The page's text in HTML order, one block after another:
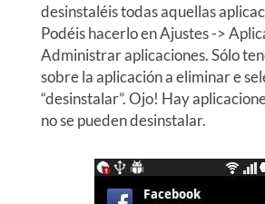
desinstaléis todas aquellas
Podéis hacerlo en Ajustes ->
Administrar aplicaciones. Sólo
sobre la aplicación a eliminar e
“desinstalar”. Ojo! Hay
no se pueden desinstalar.